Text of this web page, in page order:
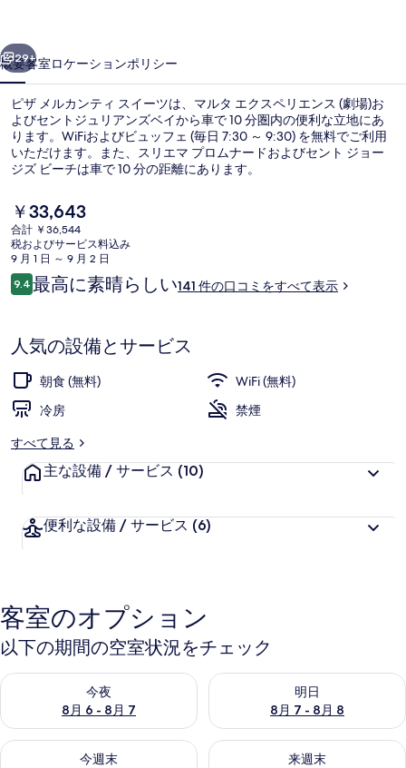
ィ
ス
イ
ー
ツ
の
写
真
ギ
ラ
リ
ー
次へ
29+
概要客室ロケーションポリシー
ピザ メルカンティ スイーツは、マルタ エクスペリエンス (劇場)お
よびセントジュリアンズベイから車で 10 分圏内の便利な立地にあ
ります。WiFiおよびビュッフェ (毎日 7:30 ～ 9:30) を無料でご利用
いただけます。また、スリエマ プロムナードおよびセント ジョー
ジズ ビーチは車で 10 分の距離にあります。
現
在
の
料
金
は
す
￥33,643
合計 ￥36,544
税およびサービス料込み
9 月 1 日 ～ 9 月 2 日
口
コ
9.410段階中9.4
最高に素晴らしい141 件の口コミをすべて表示
人気の設備とサービス
朝食 (無料)
WiFi (無料)
冷房
禁煙
すべて見る
主な設備 / サービス (10)
便利な設備 / サービス (6)
客室のオプション
以下の期間の空室状況をチェック
今夜
8月 6 - 8月 7
今夜 8月 6 - 8月 7 の空室状況をチェック
明日
8月 7 - 8月 8
明日 8月 7 - 8月 8 の空室状況
今週末
今週末 8月 7 - 8月 9 の空室状況をチェック
来週末
来週末 8月 14 - 8月 16 の空室